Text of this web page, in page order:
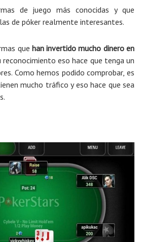
de juego más conocidas y que
de póker realmente interesantes.
que han invertido mucho dinero en
reconocimiento eso hace que tenga un
Como hemos podido comprobar, es
mucho tráfico y eso hace que sea